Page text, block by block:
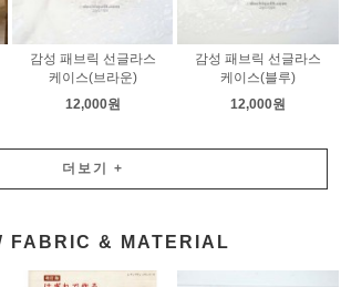
감성 패브릭 선글라스
케이스(브라운)
12,000원
감성 패브릭 선글라스
케이스(블루)
12,000원
더보기 +
FABRIC & MATERIAL